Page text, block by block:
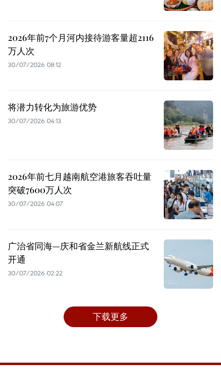
2026年前7个月河内接待游客量超2116
万人次
30/07/2026 08:12
将潜力转化为旅游优势
30/07/2026 04:13
2026年前七月越南航空港旅客吞吐量
突破7600万人次
30/07/2026 04:07
广治省同海—庆和省金兰新航线正式
开通
30/07/2026 02:22
下载更多